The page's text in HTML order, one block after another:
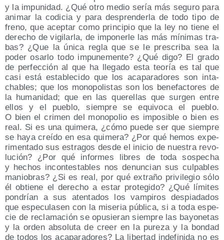
y la impu­ni­dad. ¿Qué otro medio sería más segu­ro para
ani­mar la codi­cia y para des­pren­der­la de todo tipo de
freno, que acep­tar como prin­ci­pio que la ley no tie­ne el
dere­cho de vigi­lar­la, de impo­ner­le las más míni­mas tra­
bas? ¿Que la úni­ca regla que se le pres­cri­ba sea la
poder osar­lo todo impu­ne­men­te? ¿Qué digo? El gra­do
de per­fec­ción al que ha lle­ga­do esta teo­ría es tal que
casi está esta­ble­ci­do que los aca­pa­ra­do­res son inta­
cha­bles; que los mono­po­lis­tas son los bene­fac­to­res de
la huma­ni­dad; que en las que­re­llas que sur­gen entre
ellos y el pue­blo, siem­pre se equi­vo­ca el pue­blo.
O bien el cri­men del mono­po­lio es impo­si­ble o bien es
real. Si es una qui­me­ra, ¿cómo pue­de ser que siem­pre
se haya creí­do en esa qui­me­ra? ¿Por qué hemos expe­
ri­men­ta­do sus estra­gos des­de el ini­cio de nues­tra revo­
lu­ción? ¿Por qué infor­mes libres de toda sos­pe­cha
y hechos incon­tes­ta­bles nos denun­cian sus cul­pa­bles
manio­bras? ¿Si es real, por qué extra­ño pri­vi­le­gio sólo
él obtie­ne el dere­cho a estar pro­te­gi­do? ¿Qué lími­tes
pon­drían a sus aten­ta­dos los vam­pi­ros des­pia­da­dos
que espe­cu­la­sen con la mise­ria públi­ca, si a toda espe­
cie de recla­ma­ción se opu­sie­ran siem­pre las bayo­ne­tas
y la orden abso­lu­ta de creer en la pure­za y la bon­dad
de todos los aca­pa­ra­do­res? La liber­tad inde­fi­ni­da no es